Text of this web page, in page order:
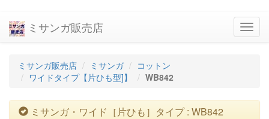
ミサンガ販売店
ミサンガ販売店 ミサンガ
コットン
ワイドタイプ【片ひも型]】
WB842
ミサンガ・ワイド［片ひも］タイプ : WB842